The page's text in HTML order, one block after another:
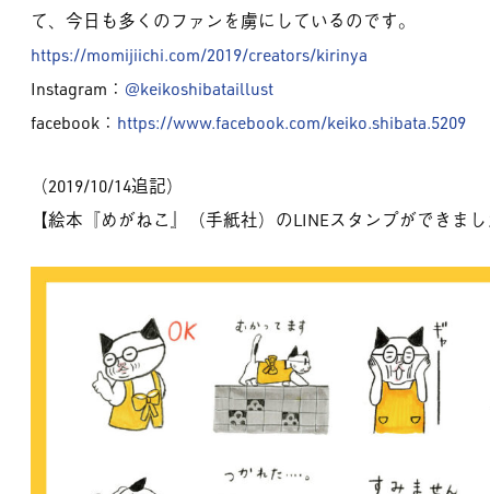
て、今日も多くのファンを虜にしているのです。
https://momijiichi.com/2019/creators/kirinya
Instagram： @keikoshibataillust
facebook： https://www.facebook.com/keiko.shibata.5209
（2019/10/14追記）
【絵本『めがねこ』（手紙社）のLINEスタンプができま